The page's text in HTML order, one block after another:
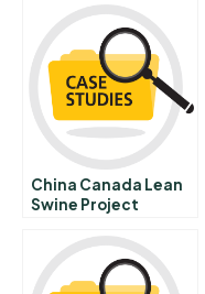
China Canada Lean
Swine Project
Habits